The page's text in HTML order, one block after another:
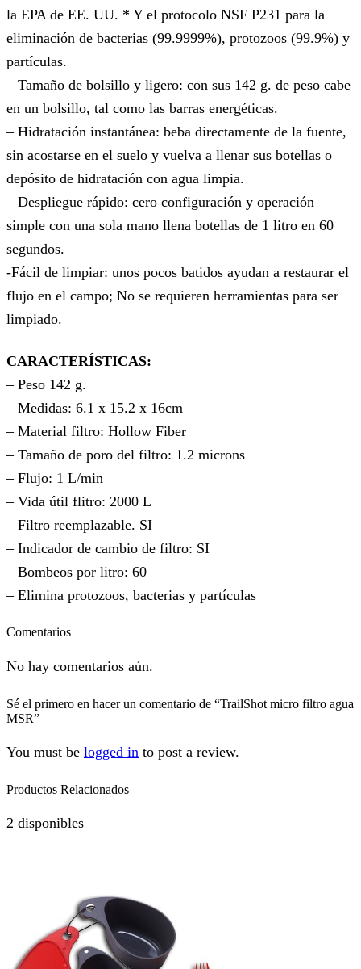
la EPA de EE. UU. * Y el protocolo NSF P231 para la
eliminación de bacterias (99.9999%), protozoos (99.9%) y
partículas.
– Tamaño de bolsillo y ligero: con sus 142 g. de peso cabe
en un bolsillo, tal como las barras energéticas.
– Hidratación instantánea: beba directamente de la fuente,
sin acostarse en el suelo y vuelva a llenar sus botellas o
depósito de hidratación con agua limpia.
– Despliegue rápido: cero configuración y operación
simple con una sola mano llena botellas de 1 litro en 60
segundos.
-Fácil de limpiar: unos pocos batidos ayudan a restaurar el
flujo en el campo; No se requieren herramientas para ser
limpiado.
CARACTERÍSTICAS:
– Peso 142 g.
– Medidas: 6.1 x 15.2 x 16cm
– Material filtro: Hollow Fiber
– Tamaño de poro del filtro: 1.2 microns
– Flujo: 1 L/min
– Vida útil flitro: 2000 L
– Filtro reemplazable. SI
– Indicador de cambio de filtro: SI
– Bombeos por litro: 60
– Elimina protozoos, bacterias y partículas
Comentarios
No hay comentarios aún.
Sé el primero en hacer un comentario de “TrailShot micro filtro agua
MSR”
You must be logged in to post a review.
Productos Relacionados
2 disponibles